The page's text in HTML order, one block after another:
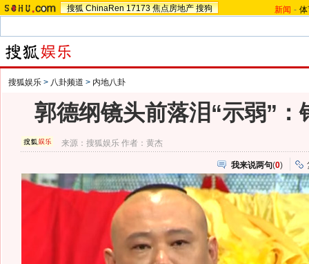
搜狐 ChinaRen 17173 焦点房地产 搜狗 新闻 -
搜狐娱乐 > 八卦频道 > 内地八卦
郭德纲镜头前落泪“示弱”：
来源：搜狐娱乐 作者：黄杰
我来说两句(0)